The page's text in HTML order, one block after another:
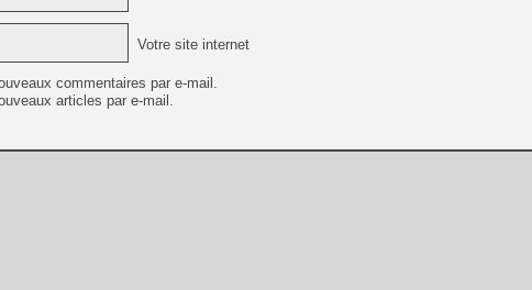
Votre site internet
commentaires par e-mail.
articles par e-mail.